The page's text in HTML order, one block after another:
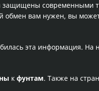
современными
обмен вам нужен, вы
эта информация.
к фунтам. Также на